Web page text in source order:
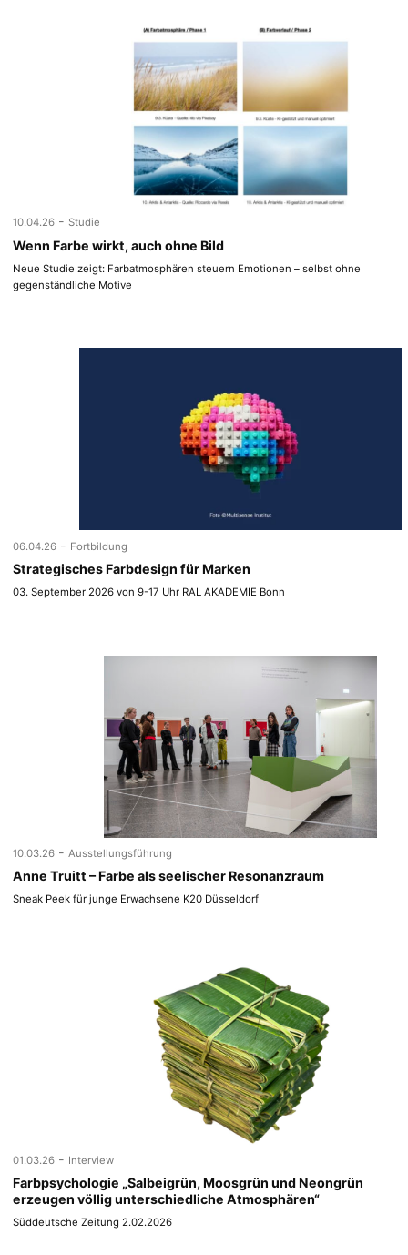
10.04.26 - Studie
Wenn Farbe wirkt, auch ohne Bild
Neue Studie zeigt: Farbatmosphären steuern Emotionen – selbst ohne
gegenständliche Motive
06.04.26 - Fortbildung
Strategisches Farbdesign für Marken
03. September 2026 von 9-17 Uhr RAL AKADEMIE Bonn
10.03.26 - Ausstellungsführung
Anne Truitt – Farbe als seelischer Resonanzraum
Sneak Peek für junge Erwachsene K20 Düsseldorf
01.03.26 - Interview
Farbpsychologie „Salbeigrün, Moosgrün und Neongrün
erzeugen völlig unterschiedliche Atmosphären“
Süddeutsche Zeitung 2.02.2026